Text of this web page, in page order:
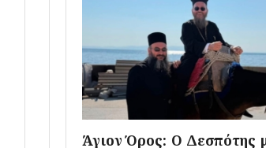
Άγιον Όρος: Ο Δεσπότης